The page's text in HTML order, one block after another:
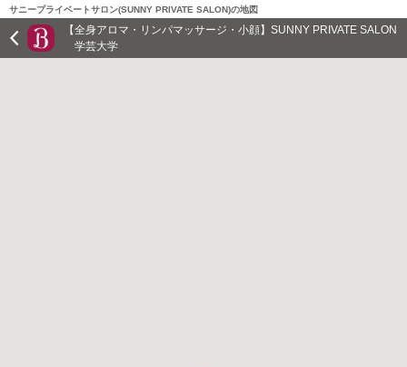
サニープライベートサロン(SUNNY PRIVATE SALON)の地図
【全身アロマ・リンパマッサージ・小顔】SUNNY PRIVATE SALON
学芸大学